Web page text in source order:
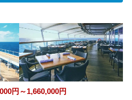
円～1,660,000円